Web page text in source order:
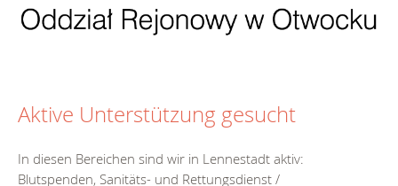
Aktive Unterstützung gesucht
In diesen Bereichen sind wir in Lennestadt aktiv:
Blutspenden, Sanitäts- und Rettungsdienst /